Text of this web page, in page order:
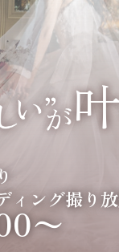
ィング撮り
〜